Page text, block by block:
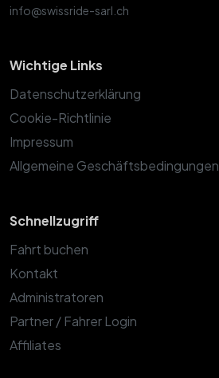
info@swissride-sarl.ch
Wichtige Links
Datenschutzerklärung
Cookie-Richtlinie
Impressum
Allgemeine Geschäftsbedingungen
Schnellzugriff
Fahrt buchen
Kontakt
Administratoren
Partner / Fahrer Login
Affiliates